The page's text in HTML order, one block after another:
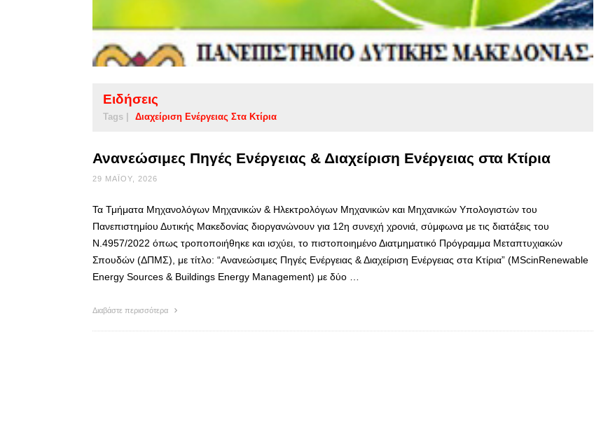
Ειδήσεις
Tags | Διαχείριση Ενέργειας Στα Κτίρια
Ανανεώσιμες Πηγές Ενέργειας & Διαχείριση Ενέργειας στα Κτίρια
29 ΜΑΪ́ΟΥ, 2026
Τα Τμήματα Μηχανολόγων Μηχανικών & Ηλεκτρολόγων Μηχανικών και Μηχανικών Υπολογιστών του
Πανεπιστημίου Δυτικής Μακεδονίας διοργανώνουν για 12η συνεχή χρονιά, σύμφωνα με τις διατάξεις του
Ν.4957/2022 όπως τροποποιήθηκε και ισχύει, το πιστοποιημένο Διατμηματικό Πρόγραμμα Μεταπτυχιακών
Σπουδών (ΔΠΜΣ), με τίτλο: “Ανανεώσιμες Πηγές Ενέργειας & Διαχείριση Ενέργειας στα Κτίρια” (MScinRenewable
Energy Sources & Buildings Energy Management) με δύο …
Διαβάστε περισσότερα